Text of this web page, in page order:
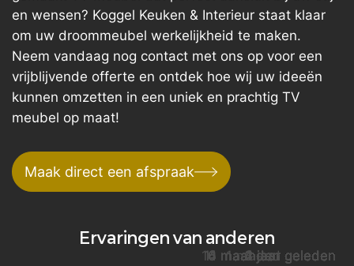
en wensen? Koggel Keuken & Interieur staat klaar
om uw droommeubel werkelijkheid te maken.
Neem vandaag nog contact met ons op voor een
vrijblijvende offerte en ontdek hoe wij uw ideeën
kunnen omzetten in een uniek en prachtig TV
meubel op maat!
Maak direct een afspraak
Ervaringen van anderen
1 maand geleden
4 maanden geleden
4 maanden geleden
4 maanden geleden
6 maanden geleden
6 maanden geleden
6 maanden geleden
10 maanden geleden
11 maanden geleden
11 maanden geleden
1 jaar geleden
1 jaar geleden
1 jaar geleden
2 jaar geleden
2 jaar geleden
3 jaar geleden
4 jaar geleden
4 jaar geleden